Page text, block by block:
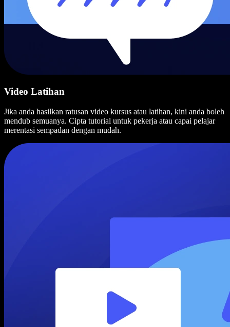
Video Latihan
Jika anda hasilkan ratusan video kursus atau latihan, kini anda boleh
mendub semuanya. Cipta tutorial untuk pekerja atau capai pelajar
merentasi sempadan dengan mudah.